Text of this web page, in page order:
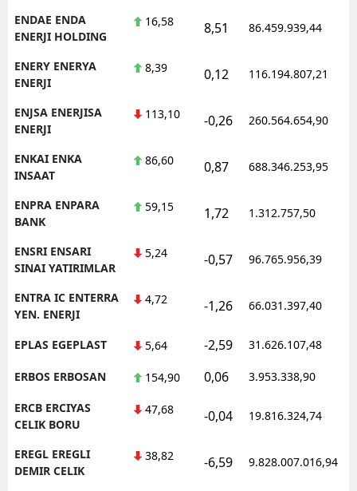
ENDAE ENDA
ENERJI HOLDING
16,58 8,51 86.459.939,44
ENERY ENERYA
ENERJI
8,39 0,12 116.194.807,21
ENJSA ENERJISA
ENERJI
113,10 -0,26 260.564.654,90
ENKAI ENKA
INSAAT
86,60 0,87 688.346.253,95
ENPRA ENPARA
BANK
59,15 1,72 1.312.757,50
ENSRI ENSARI
SINAI YATIRIMLAR
5,24 -0,57 96.765.956,39
ENTRA IC ENTERRA
YEN. ENERJI
4,72 -1,26 66.031.397,40
EPLAS EGEPLAST 5,64 -2,59 31.626.107,48
ERBOS ERBOSAN 154,90 0,06 3.953.338,90
ERCB ERCIYAS
CELIK BORU
47,68 -0,04 19.816.324,74
EREGL EREGLI
DEMIR CELIK
38,82 -6,59 9.828.007.016,94